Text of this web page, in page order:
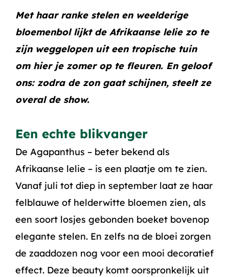
Met haar ranke stelen en weelderige
bloemenbol lijkt de Afrikaanse lelie zo te
zijn weggelopen uit een tropische tuin
om hier je zomer op te fleuren. En geloof
ons: zodra de zon gaat schijnen, steelt ze
overal de show.
Een echte blikvanger
De Agapanthus – beter bekend als
Afrikaanse lelie – is een plaatje om te zien.
Vanaf juli tot diep in september laat ze haar
felblauwe of helderwitte bloemen zien, als
een soort losjes gebonden boeket bovenop
elegante stelen. En zelfs na de bloei zorgen
de zaaddozen nog voor een mooi decoratief
effect. Deze beauty komt oorspronkelijk uit